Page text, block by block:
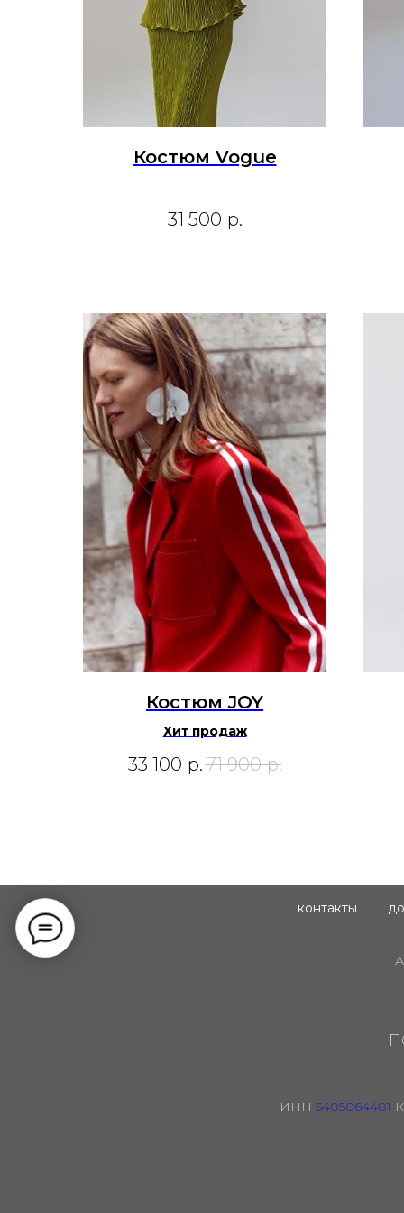
Костюм Vogue
31 500 р.
Костюм JOY
Хит продаж
33 100 р.71 900 р.
контакты
ИНН 5405064481